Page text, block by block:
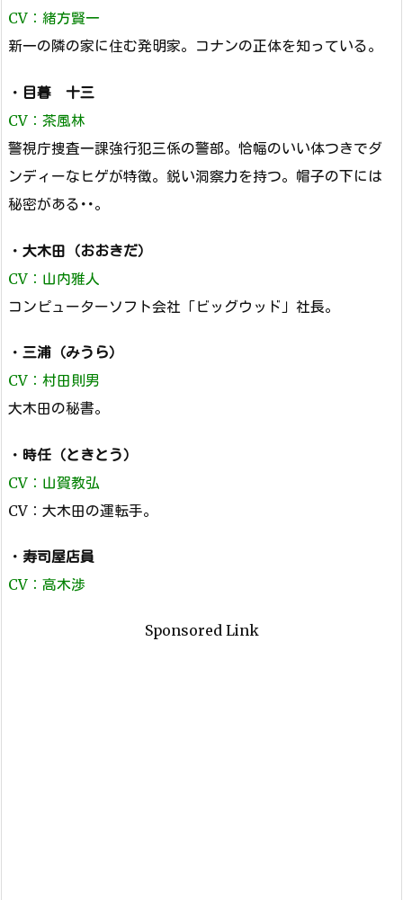
CV：緒方賢一
新一の隣の家に住む発明家。コナンの正体を知っている。
・ 目暮 十三
CV：茶風林
警視庁捜査一課強行犯三係の警部。恰幅のいい体つきでダ
ンディーなヒゲが特徴。鋭い洞察力を持つ。帽子の下には
秘密がある･･。
・ 大木田（おおきだ）
CV：山内雅人
コンピューターソフト会社「ビッグウッド」社長。
・ 三浦（みうら）
CV：村田則男
大木田の秘書。
・ 時任（ときとう）
CV：山賀教弘
CV：大木田の運転手。
・ 寿司屋店員
CV：高木渉
Sponsored Link